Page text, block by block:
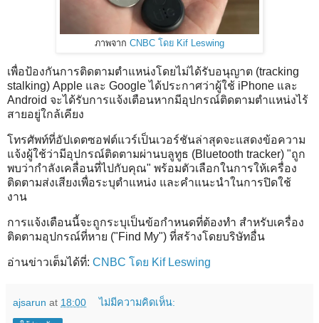
ภาพจาก CNBC โดย Kif Leswing
เพื่อป้องกันการติดตามตำแหน่งโดยไม่ได้รับอนุญาต (tracking
stalking) Apple และ Google ได้ประกาศว่าผู้ใช้ iPhone และ
Android จะได้รับการแจ้งเตือนหากมีอุปกรณ์ติดตามตำแหน่งไร้
สายอยู่ใกล้เคียง
โทรศัพท์ที่อัปเดตซอฟต์แวร์เป็นเวอร์ชันล่าสุดจะแสดงข้อความ
แจ้งผู้ใช้ว่ามีอุปกรณ์ติดตามผ่านบลูทูธ (Bluetooth tracker) "ถูก
พบว่ากำลังเคลื่อนที่ไปกับคุณ" พร้อมตัวเลือกในการให้เครื่อง
ติดตามส่งเสียงเพื่อระบุตำแหน่ง และคำแนะนำในการปิดใช้
งาน
การแจ้งเตือนนี้จะถูกระบุเป็นข้อกำหนดที่ต้องทำ สำหรับเครื่อง
ติดตามอุปกรณ์ที่หาย ("Find My") ที่สร้างโดยบริษัทอื่น
อ่านข่าวเต็มได้ที่: CNBC โดย Kif Leswing
ajsarun at 18:00 ไม่มีความคิดเห็น: